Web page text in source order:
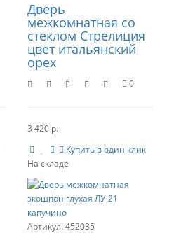
Дверь
межкомнатная со
стеклом Стрелиция
цвет итальянский
орех
0
3 420 р.
Купить в один клик
452035